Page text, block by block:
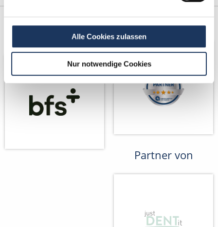
Alle Cookies zulassen
Nur notwendige Cookies
Kooperations-
Partner
Netzwerk-Partner
Partner von